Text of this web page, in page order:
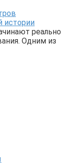
истории
реально
Одним из